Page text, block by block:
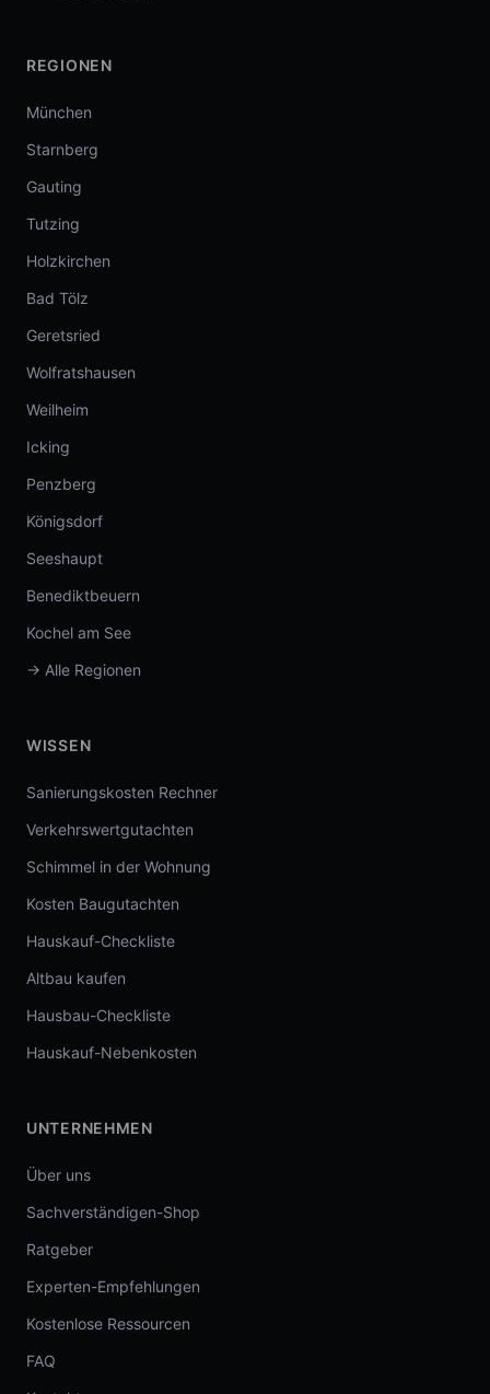
REGIONEN
München
Starnberg
Gauting
Tutzing
Holzkirchen
Bad Tölz
Geretsried
Wolfratshausen
Weilheim
Icking
Penzberg
Königsdorf
Seeshaupt
Benediktbeuern
Kochel am See
→ Alle Regionen
WISSEN
Sanierungskosten Rechner
Verkehrswertgutachten
Schimmel in der Wohnung
Kosten Baugutachten
Hauskauf-Checkliste
Altbau kaufen
Hausbau-Checkliste
Hauskauf-Nebenkosten
UNTERNEHMEN
Über uns
Sachverständigen-Shop
Ratgeber
Experten-Empfehlungen
Kostenlose Ressourcen
FAQ